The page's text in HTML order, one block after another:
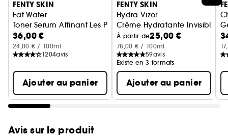
FENTY SKIN
Fat Water
Toner Serum Affinant Les Pores
36,00 €
24,00 € / 100ml
1204avis
Ajouter au panier
FENTY SKIN
Hydra Vizor
Crème Hydratante Invisible
À partir de25,00 €
78,00 € / 100ml
59avis
Existe en 3 formats
Ajouter au panier
Avis sur le produit